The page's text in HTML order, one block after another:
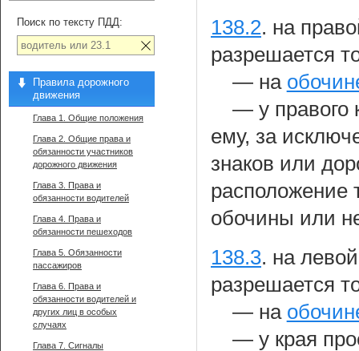
138.2. на
разрешается
— на
— у правого
ему, за
знаков или
расположение
обочины или
138.3. на
разрешается
— на
— у края
Поиск по тексту ПДД:
Правила дорожного
движения
Глава 1. Общие положения
Глава 2. Общие права и
обязанности участников
дорожного движения
Глава 3. Права и
обязанности водителей
Глава 4. Права и
обязанности пешеходов
Глава 5. Обязанности
пассажиров
Глава 6. Права и
обязанности водителей и
других лиц в особых
случаях
Глава 7. Сигналы